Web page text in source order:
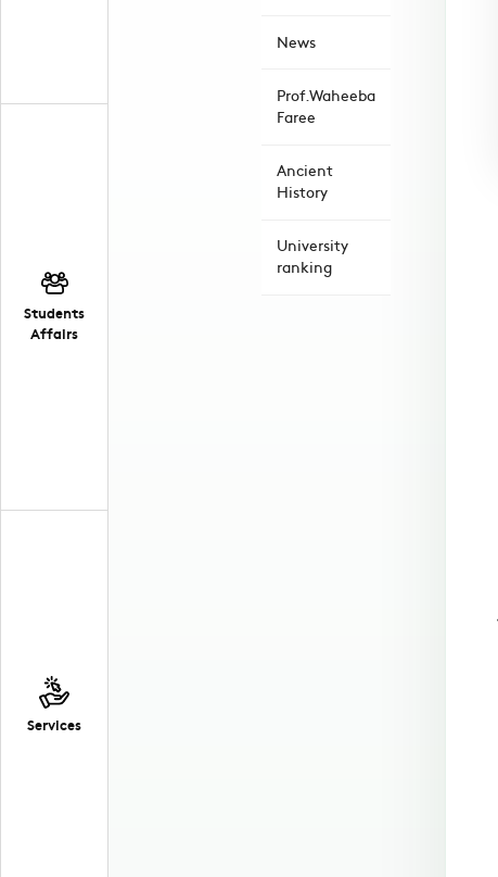
Students
Affairs
Services
News
Prof.Waheeba
Faree
Ancient
History
University
ranking